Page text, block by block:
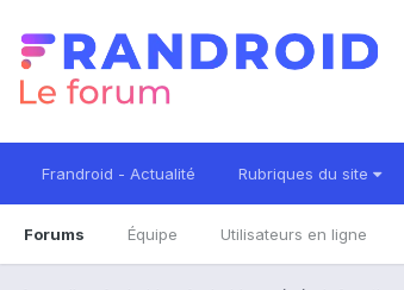
Frandroid - Actualité Rubriques du site
Forums Équipe Utilisateurs en ligne